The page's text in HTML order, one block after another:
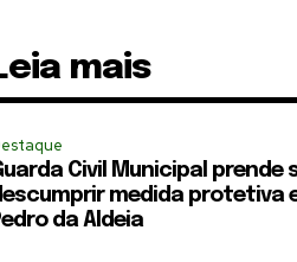
mais
Civil Municipal prende
medida protetiva
da Aldeia